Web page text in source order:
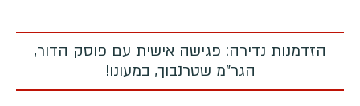
הזדמנות נדירה: פגישה אישית עם פוסק הדור,
הגר"מ שטרנבוך, במעונו!